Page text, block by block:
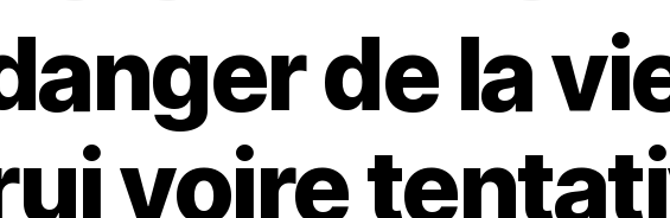
de la
voire